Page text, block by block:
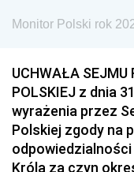
Monitor Polski rok
UCHWAŁA
POLSKIEJ z dnia
wyrażenia przez
Polskiej zgody na
Króla za czyn